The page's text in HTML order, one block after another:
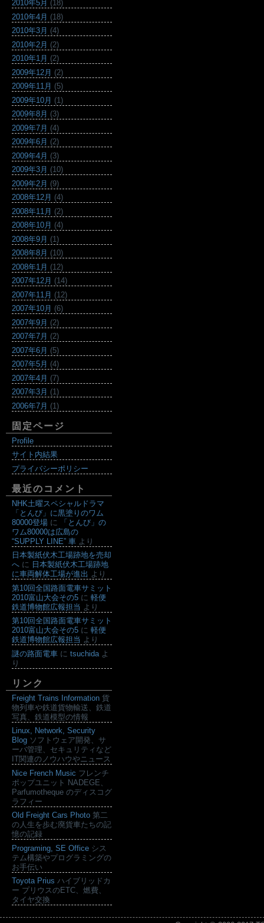
2010年5月 (18)
2010年4月 (18)
2010年3月 (4)
2010年2月 (2)
2010年1月 (2)
2009年12月 (2)
2009年11月 (5)
2009年10月 (1)
2009年8月 (3)
2009年7月 (4)
2009年6月 (2)
2009年4月 (3)
2009年3月 (10)
2009年2月 (9)
2008年12月 (4)
2008年11月 (2)
2008年10月 (4)
2008年9月 (1)
2008年8月 (10)
2008年1月 (12)
2007年12月 (14)
2007年11月 (12)
2007年10月 (6)
2007年9月 (2)
2007年7月 (2)
2007年6月 (5)
2007年5月 (4)
2007年4月 (7)
2007年3月 (1)
2006年7月 (1)
固定ページ
Profile
サイト内結果
プライバシーポリシー
最近のコメント
NHK土曜スペシャルドラマ
「とんび」に黒塗りのワム
80000登場 に
「とんび」の
ワム80000は広島の
“SUPPLY LINE” 車 より
日本製紙伏木工場跡地を売却
へ に 日本製紙伏木工場跡地
に車両解体工場が進出 より
第10回全国路面電車サミット
2010富山大会その5 に 軽便
鉄道博物館広報担当 より
第10回全国路面電車サミット
2010富山大会その5 に 軽便
鉄道博物館広報担当 より
謎の路面電車 に tsuchida よ
り
リンク
Freight Trains Information 貨
物列車や鉄道貨物輸送、鉄道
写真、鉄道模型の情報
Linux, Network, Security
Blog ソフトウェア開発、サ
ーバ管理、セキュリティなど
IT関連のノウハウやニュース
Nice French Music フレンチ
ポップユニット NADEGE、
Parfumotheque のディスコグ
ラフィー
Old Freight Cars Photo 第二
の人生を歩む廃貨車たちの記
憶の記録
Programing, SE Office シス
テム構築やプログラミングの
お手伝い
Toyota Prius ハイブリッドカ
ー プリウスのETC、燃費、
タイヤ交換